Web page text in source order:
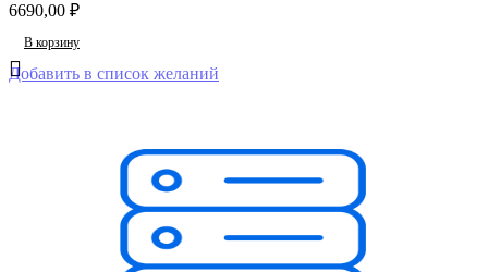
6690,00 ₽
В корзину
Добавить в список желаний